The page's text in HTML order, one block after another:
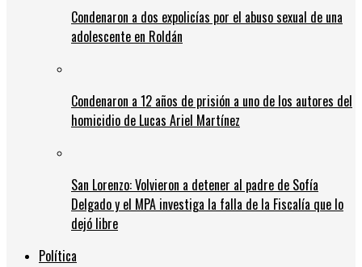
Condenaron a dos expolicías por el abuso sexual de una
adolescente en Roldán
Condenaron a 12 años de prisión a uno de los autores del
homicidio de Lucas Ariel Martínez
San Lorenzo: Volvieron a detener al padre de Sofía
Delgado y el MPA investiga la falla de la Fiscalía que lo
dejó libre
Política